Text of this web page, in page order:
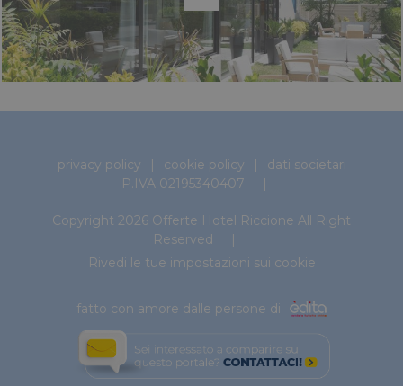
privacy policy cookie policy
dati societari
P.IVA 02195340407
Copyright 2026 Offerte Hotel Riccione All Right
Reserved
Rivedi le tue impostazioni sui cookie
fatto con amore dalle persone di